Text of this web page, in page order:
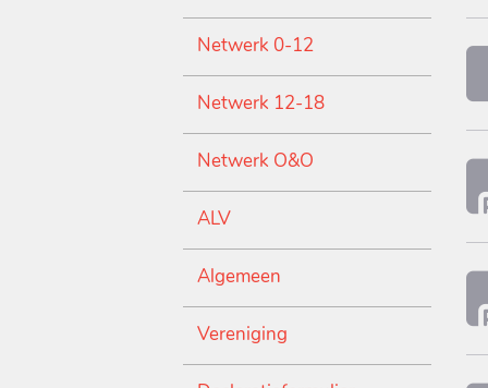
Netwerk 0-12
Netwerk 12-18
Netwerk O&O
ALV
Algemeen
Vereniging